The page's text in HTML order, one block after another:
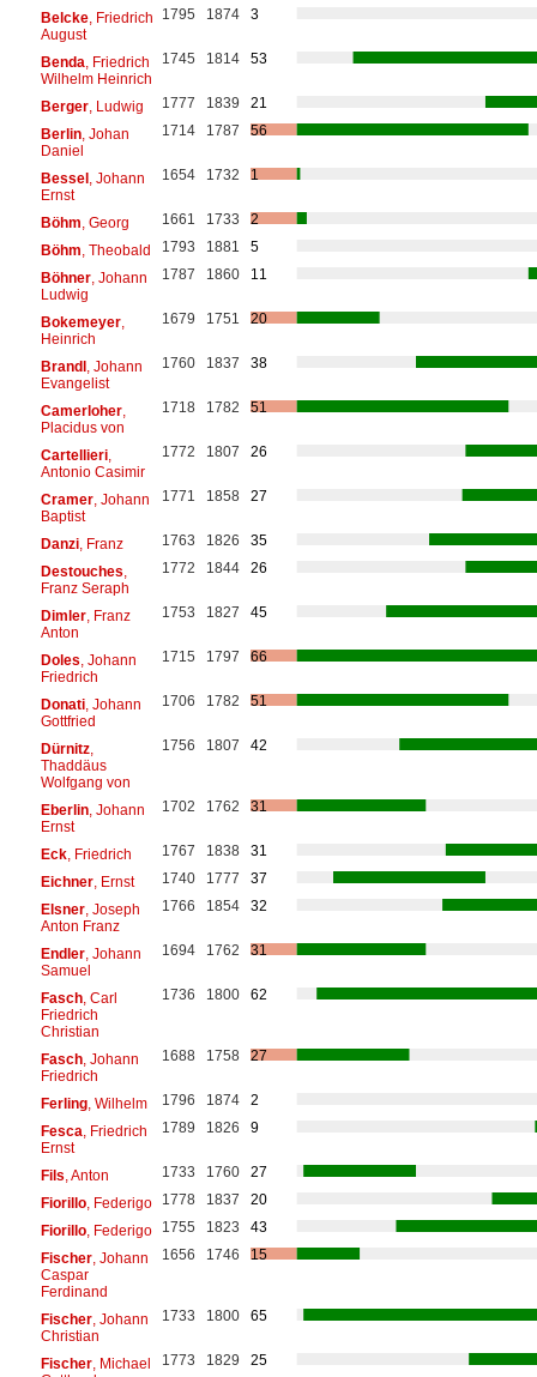
Belcke, Friedrich
August
1795 1874 3
Benda , Friedrich
Wilhelm Heinrich
1745 1814 53
Berger, Ludwig 1777 1839
21
Berlin, Johan
Daniel
1714 1787 56
Bessel, Johann
Ernst
1654 1732 1
Böhm , Georg 1661 1733
2
Böhm , Theobald 1793 1881
5
Böhner, Johann
Ludwig
1787 1860 11
Bokemeyer,
Heinrich
1679 1751 20
Brandl, Johann
Evangelist
1760 1837 38
Camerloher,
Placidus von
1718 1782 51
Cartellieri,
Antonio Casimir
1772 1807 26
Cramer, Johann
Baptist
1771 1858 27
Danzi, Franz 1763 1826
35
Destouches
Franz Seraph
1772 1844 26
Dimler, Franz
Anton
1753 1827 45
Doles , Johann
Friedrich
1715 1797 66
Donati, Johann
Gottfried
1706 1782 51
Dürnitz,
Thaddäus
Wolfgang von
1756 1807 42
Eberlin, Johann
Ernst
1702 1762 31
Eck, Friedrich 1767 1838
31
Eichner, Ernst 1740 1777
37
Elsner, Joseph
Anton Franz
1766 1854 32
Endler, Johann
Samuel
1694 1762 31
Fasch, Carl
Friedrich
Christian
1736 1800 62
Fasch, Johann
Friedrich
1688 1758 27
Ferling, Wilhelm 1796 1874
2
Fesca , Friedrich
Ernst
1789 1826 9
Fils , Anton 1733 1760
27
Fiorillo, Federigo 1778 1837
20
Fiorillo, Federigo 1755 1823
43
Fischer, Johann
Caspar
Ferdinand
1656 1746 15
Fischer, Johann
Christian
1733 1800 65
Fischer, Michael
1773 1829 25